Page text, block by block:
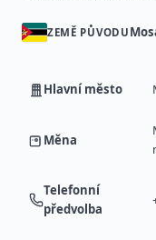
ZEMĚ PŮVODU
Hlavní město
Měna
Telefonní
předvolba